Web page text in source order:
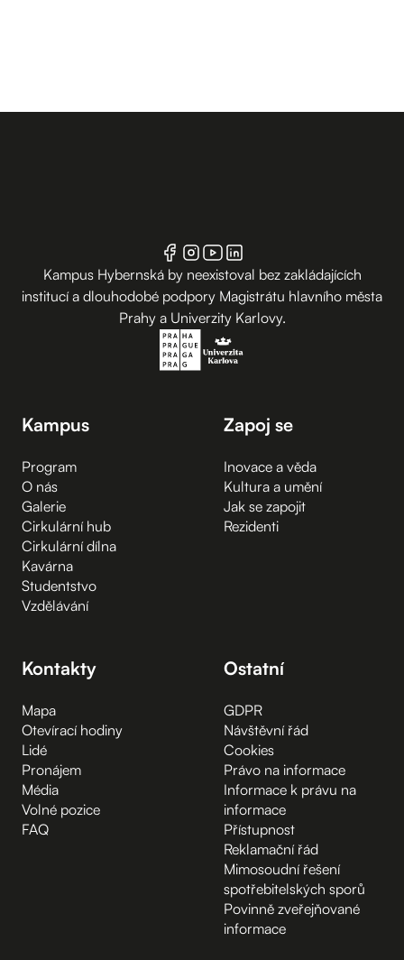
Kampus Hybernská by neexistoval bez zakládajících
institucí a dlouhodobé podpory Magistrátu hlavního města
Prahy a Univerzity Karlovy.
Kampus
Program
O nás
Galerie
Cirkulární hub
Cirkulární dílna
Kavárna
Studentstvo
Vzdělávání
Zapoj se
Inovace a věda
Kultura a umění
Jak se zapojit
Rezidenti
Kontakty
Mapa
Otevírací hodiny
Lidé
Pronájem
Média
Volné pozice
FAQ
Ostatní
GDPR
Návštěvní řád
Cookies
Právo na informace
Informace k právu na
informace
Přístupnost
Reklamační řád
Mimosoudní řešení
spotřebitelských sporů
Povinně zveřejňované
informace